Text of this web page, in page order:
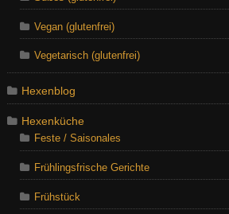
Vegan (glutenfrei)
Vegetarisch (glutenfrei)
Hexenblog
Hexenküche
Feste / Saisonales
Frühlingsfrische Gerichte
Frühstück